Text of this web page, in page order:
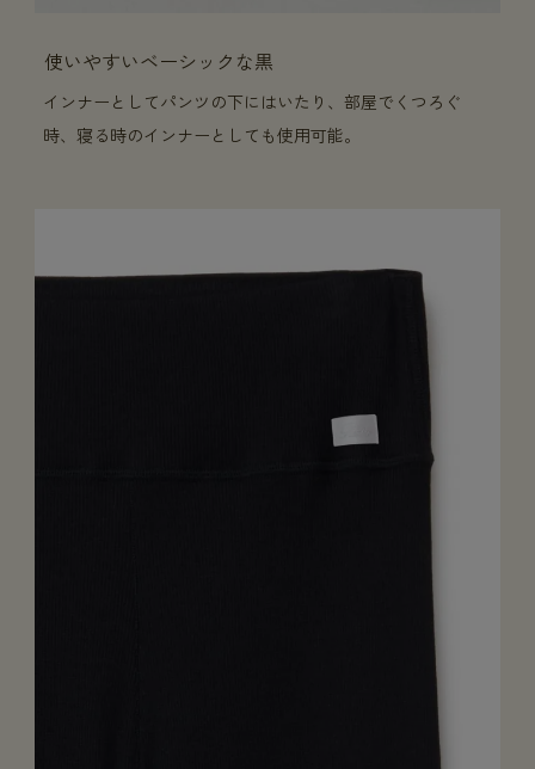
使いやすいベーシックな黒
インナーとしてパンツの下にはいたり、部屋でくつろぐ
時、寝る時のインナーとしても使用可能。